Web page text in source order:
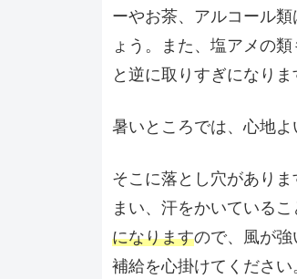
ーやお茶、アルコール
ょう。また、塩アメの
と逆に取りすぎになり
暑いところでは、心地よ
そこに落とし穴があり
まい、汗をかいている
になりますので、風が
補給を心掛けてください